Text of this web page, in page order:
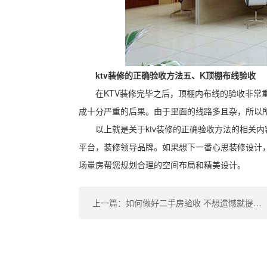
ktv装修的正确验收方法五、K顶棚布线验收
在KTV装修完毕之后，顶棚内布线的验收非
成十分严重的后果。由于里面的线路多且杂，所
以上就是关于ktv装修的正确验收方法的相关
平台，装修领导品牌。如果想下一番心思装修设
场量房帮您规划合理的空间布局和精美设计。
上一篇：如何做好二手房验收 不想遗憾就提前看